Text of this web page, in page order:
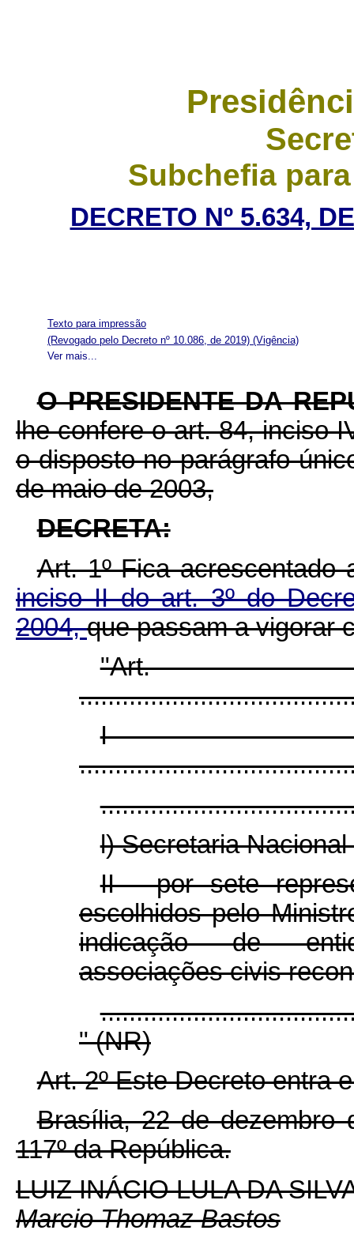
Subchefia
DECRETO Nº 5.634,
Texto para impressão
Ver mais...
(Revogado pelo Decreto nº 10.086, de 2019) (Vigência)
O PRESIDENTE DA
lhe confere o art. 84, inciso
o disposto no parágrafo
de maio de 2003,
DECRETA:
Art. 1º Fica acrescentado
inciso II do art. 3º do
2004,que passam a vigorar
I
l) Secretaria
II - por sete
escolhidos pelo
indicação de
associações civis
" (NR)
Art. 2º Este Decreto entra
Brasília, 22 de dezembro
117ºda República.
LUIZ INÁCIO LULA DA
Marcio Thomaz Bastos